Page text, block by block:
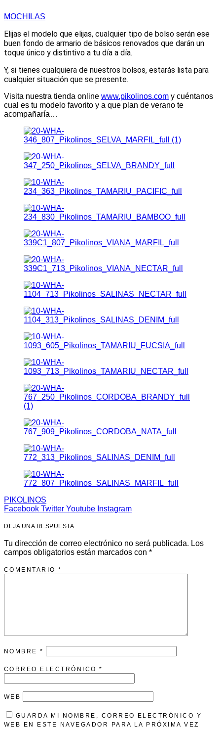
MOCHILAS
Elijas el modelo que elijas, cualquier tipo de bolso serán ese
buen fondo de armario de básicos renovados que darán un
toque único y distintivo a tu día a día.
Y, si tienes cualquiera de nuestros bolsos, estarás lista para
cualquier situación que se presente.
Visita nuestra tienda online www.pikolinos.com y cuéntanos
cual es tu modelo favorito y a que plan de verano te
acompañaría…
PIKOLINOS
Facebook Twitter Youtube Instagram
DEJA UNA RESPUESTA
Tu dirección de correo electrónico no será publicada. Los
campos obligatorios están marcados con *
COMENTARIO*
NOMBRE*
CORREO ELECTRÓNICO*
WEB
GUARDA MI NOMBRE, CORREO ELECTRÓNICO Y
WEB EN ESTE NAVEGADOR PARA LA PRÓXIMA VEZ